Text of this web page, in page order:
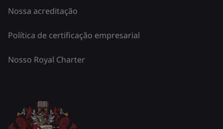
Nossa acreditação
Política de certificação empresarial
Nosso Royal Charter